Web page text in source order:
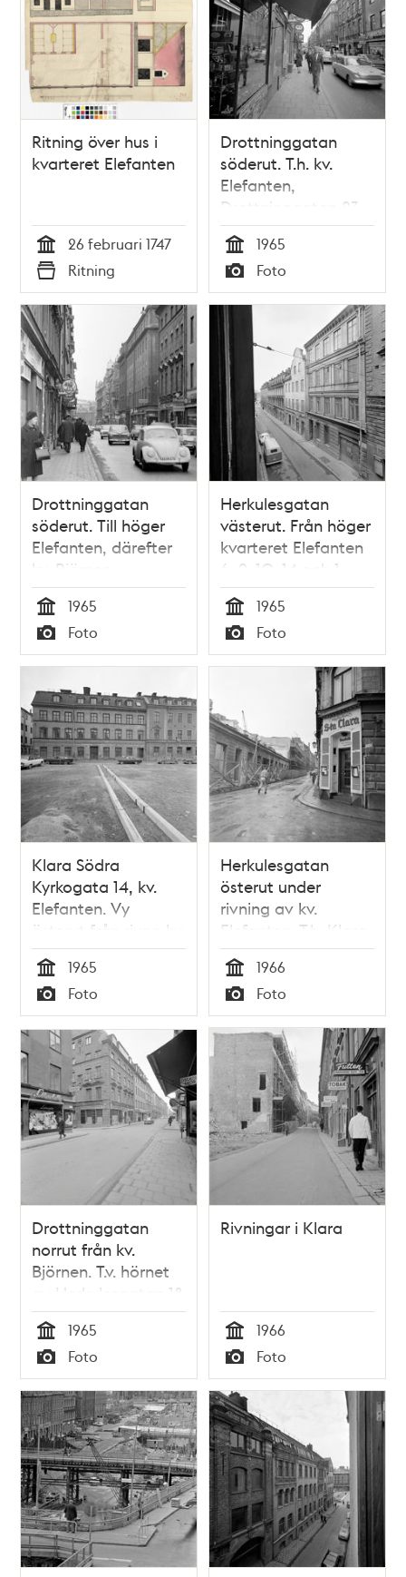
Ritning över hus i
kvarteret Elefanten
Tid
26 februari 1747
Typ
Ritning
Drottninggatan
söderut. T.h. kv.
Elefanten,
Drottninggatan 23
Tid
1965
Typ
Foto
Drottninggatan
söderut. Till höger
Elefanten, därefter
kv. Björnen
Tid
1965
Typ
Foto
Herkulesgatan
västerut. Från höger
kvarteret Elefanten
6, 9, 10, 14 och 1
Tid
1965
Typ
Foto
Klara Södra
Kyrkogata 14, kv.
Elefanten. Vy
österut från rivna kv.
Fyrfotan Större
Tid
1965
Typ
Foto
Herkulesgatan
österut under
rivning av kv.
Elefanten. T.h. Klara
Södra Kyrkogata 10,
kv. Björnen
Tid
1966
Typ
Foto
Drottninggatan
norrut från kv.
Björnen. T.v. hörnet
av Herkulesgatan 18
och Drottninggatan
23, kv. Elefanten
Tid
1965
Typ
Foto
Rivningar i Klara
Tid
1966
Typ
Foto